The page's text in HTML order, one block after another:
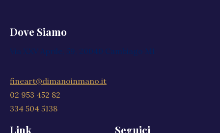
Dove Siamo
Via XXV Aprile, 59, 20040 Cambiago MI
fineart@dimanoinmano.it
02 953 452 82
334 504 5138
Link Seguici